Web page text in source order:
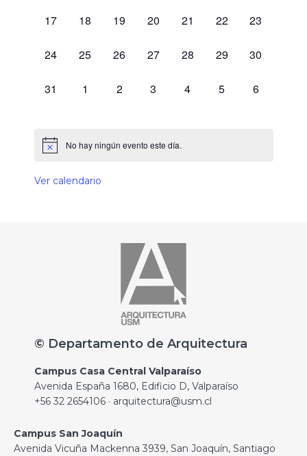
0 eventos,
17 0 eventos,
18 0 eventos,
19 0 eventos,
20 0 eventos,
21 0 eventos,
22 0 eventos,
23
0 eventos,
24 0 eventos,
25 0 eventos,
26 0 eventos,
27 0 eventos,
28 0 eventos,
29 0 eventos,
30
0 eventos,
31 0 eventos,
1 0 eventos,
2 0 eventos,
3 0 eventos,
4 0 eventos,
5 0 eventos,
6
No hay ningún evento este día.
Ver calendario
© Departamento de Arquitectura
Campus Casa Central Valparaíso
Avenida España 1680, Edificio D, Valparaíso
+56 32 2654106 · arquitectura@usm.cl
Campus San Joaquín
Avenida Vicuña Mackenna 3939, San Joaquín, Santiago